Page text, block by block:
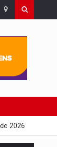
2026